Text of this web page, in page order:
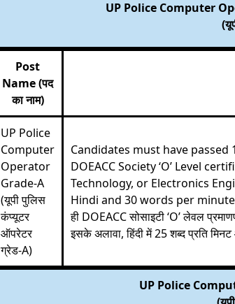
UP Police Computer
Post
Name (पद
का नाम)
UP Police
Computer
Operator
Grade-A
(यूपी पुलिस
कंप्यूटर
ऑपरेटर
ग्रेड-A)
Candidates must have
DOEACC Society ‘O’ Level
Technology, or Electronics
Hindi and 30 words per minute in
ही DOEACC सोसाइटी ‘O’ लेवल
इसके अलावा, हिंदी में 25 शब्द प्रति
UP Police